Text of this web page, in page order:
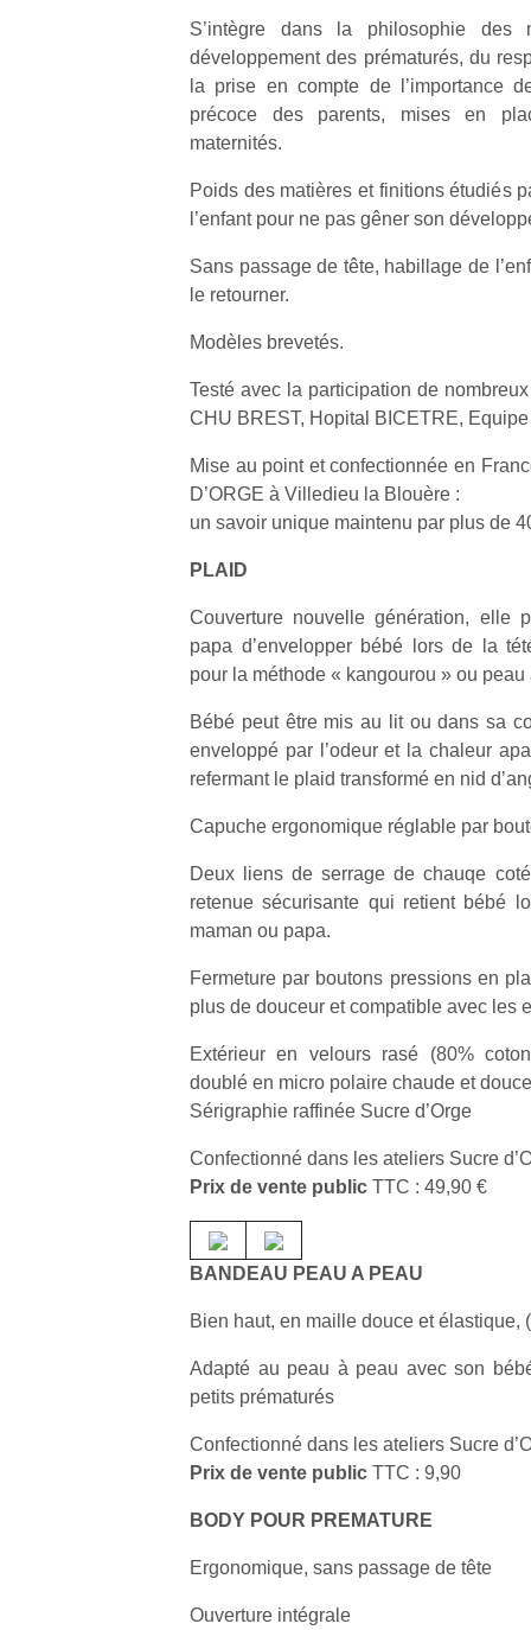
S’intègre dans la philosophie des
développement des prématurés, du
la prise en compte de l’importance
précoce des parents, mises en
maternités.
Poids des matières et finitions étudiés
l’enfant pour ne pas gêner son
Sans passage de tête, habillage de
le retourner.
Modèles brevetés.
Testé avec la participation de
CHU BREST, Hopital BICETRE,
Mise au point et confectionnée en
D’ORGE à Villedieu la Blouère :
un savoir unique maintenu par plus de
PLAID
Couverture nouvelle génération, elle
papa d’envelopper bébé lors de la
pour la méthode « kangourou » ou peau
Bébé peut être mis au lit ou dans sa
enveloppé par l’odeur et la chaleur
refermant le plaid transformé en nid
Capuche ergonomique réglable par
Deux liens de serrage de chauqe
retenue sécurisante qui retient bébé
maman ou papa.
Fermeture par boutons pressions en
plus de douceur et compatible avec les
Extérieur en velours rasé (80%
doublé en micro polaire chaude et
Sérigraphie raffinée Sucre d’Orge
Confectionné dans les ateliers Sucre
Prix de vente public TTC : 49,90 €
BANDEAU PEAU A PEAU
Bien haut, en maille douce et élastique,
Adapté au peau à peau avec son
petits prématurés
Confectionné dans les ateliers Sucre
Prix de vente public TTC : 9,90
BODY POUR PREMATURE
Ergonomique, sans passage de tête
Ouverture intégrale
NextGen,
une
nouvelle
Beeper
Les
débordent
souvent
Varier les
n’est pas
toujours
Conjuguer
divertissement,
activité
Des
trampolines
pour les
les petits !
Durant les
estivales
et avec le
l’occasion
rêvée
pour les
enfants
de…
de